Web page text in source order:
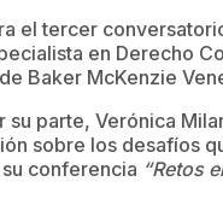
el tercer
en Derecho
Baker McKenzie
su parte, Verónica
sobre los desafíos
conferencia “Retos